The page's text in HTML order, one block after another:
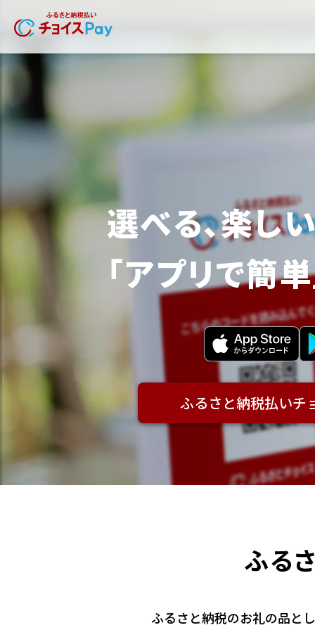
選べる、楽し
「アプリで簡
ふるさと納税払いチ
ふる
ふるさと納税のお礼の品と